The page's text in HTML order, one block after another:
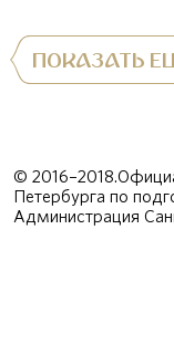
ПОКАЗАТЬ
©
Петербурга по
Администрация